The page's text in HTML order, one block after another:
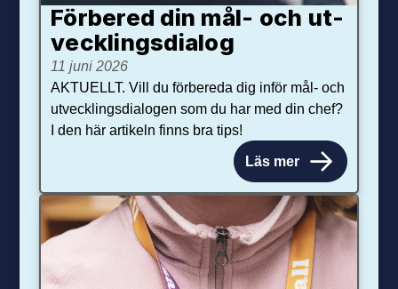
Förbered din mål- och ut­
veck­lings­dialog
11 juni 2026
AKTUELLT. Vill du förbereda dig inför mål- och
utvecklingsdialogen som du har med din chef?
I den här artikeln finns bra tips!
Läs mer